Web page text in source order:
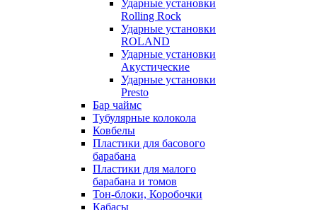
Ударные установки
Rolling Rock
Ударные установки
ROLAND
Ударные установки
Акустические
Ударные установки
Presto
Бар чаймс
Тубулярные колокола
Ковбелы
Пластики для басового
барабана
Пластики для малого
барабана и томов
Тон-блоки, Коробочки
Кабасы